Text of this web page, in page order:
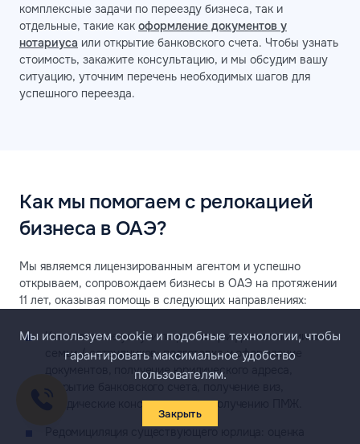
комплексные задачи по переезду бизнеса, так и
отдельные, такие как оформление документов у
нотариуса или открытие банковского счета. Чтобы узнать
стоимость, закажите консультацию, и мы обсудим вашу
ситуацию, уточним перечень необходимых шагов для
успешного переезда.
Как мы помогаем с релокацией
бизнеса в ОАЭ?
Мы являемся лицензированным агентом и успешно
открываем, сопровождаем бизнесы в ОАЭ на протяжении
11 лет, оказывая помощь в следующих направлениях:
Комплексные услуги по релокации для компании или
семьи / сотрудников: подготовка и оформление
документов, получение юридического адреса,
открытие банковского счета, получение виз,
юридические консультации по получению ПМЖ.
Мы используем cookie и подобные технологии, чтобы
гарантировать максимальное удобство
пользователям.
Закрыть